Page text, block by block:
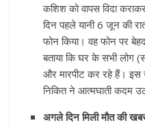
कशिश को वापस विदा
दिन पहले यानी 6 जून की
फोन किया। वह फोन पर
बताया कि घर के सभी
और मारपीट कर रहे हैं। इस
निकित ने आत्मघाती कदम
अगले दिन मिली मौत की